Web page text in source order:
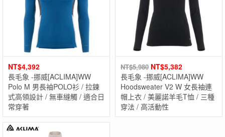
NT$4,392
長毛象 -挪威[ACLIMA]WW
Polo M 男長袖POLO衫 / 拉鍊
式高領設計 / 無車縫觸 / 適合日
常穿著
NT$5,980 NT$5,382
長毛象 -挪威[ACLIMA]WW
Hoodsweater V2 W 女長袖連
帽上衣 / 美麗諾羊毛T恤 / 三種
穿法 / 高活動性